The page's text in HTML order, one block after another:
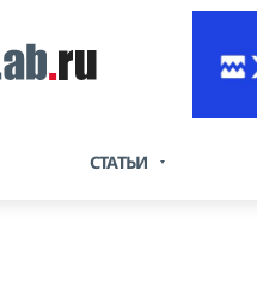
СТАТЬИ